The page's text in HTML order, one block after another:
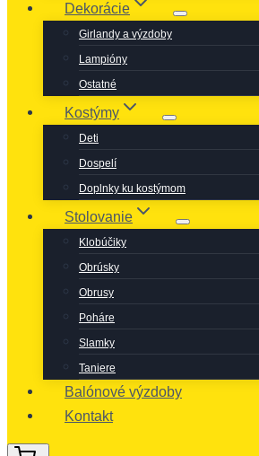
Dekorácie
Girlandy a výzdoby
Lampióny
Ostatné
Kostýmy
Deti
Dospelí
Doplnky ku kostýmom
Stolovanie
Klobúčiky
Obrúsky
Obrusy
Poháre
Slamky
Taniere
Balónové výzdoby
Kontakt